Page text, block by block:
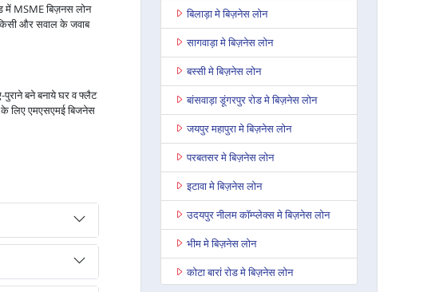
में MSME बिज़नस लोन
और सवाल के जवाब
पुराने बने बनाये घर व फ्लैट
के लिए एमएसएमई बिजनेस
बिलाड़ा मे बिज़नेस लोन
सागवाड़ा मे बिज़नेस लोन
बस्सी मे बिज़नेस लोन
बांसवाड़ा डूंगरपुर रोड मे बिज़नेस लोन
जयपुर महापुरा मे बिज़नेस लोन
परबतसर मे बिज़नेस लोन
इटावा मे बिज़नेस लोन
उदयपुर नीलम कॉम्प्लेक्स मे बिज़नेस लोन
भीम मे बिज़नेस लोन
कोटा बारां रोड मे बिज़नेस लोन